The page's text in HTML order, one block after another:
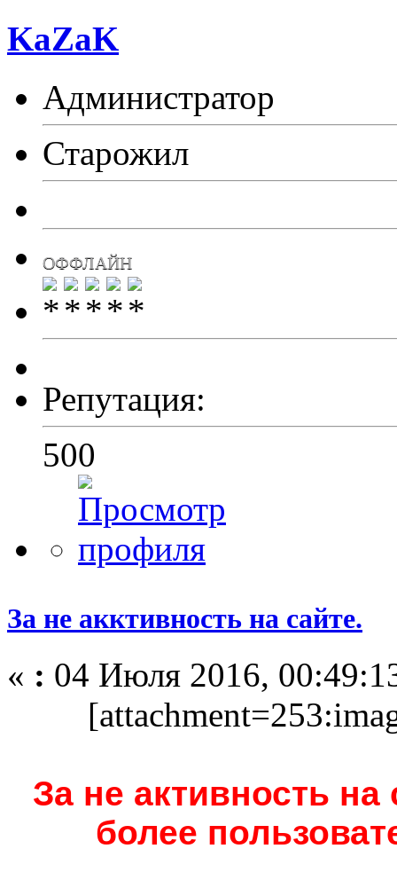
KaZaK
Администратор
Старожил
ОФФЛАЙН
Репутация:
500
За не акктивность на сайте.
« : 04 Июля 2016,
За не активность на
более